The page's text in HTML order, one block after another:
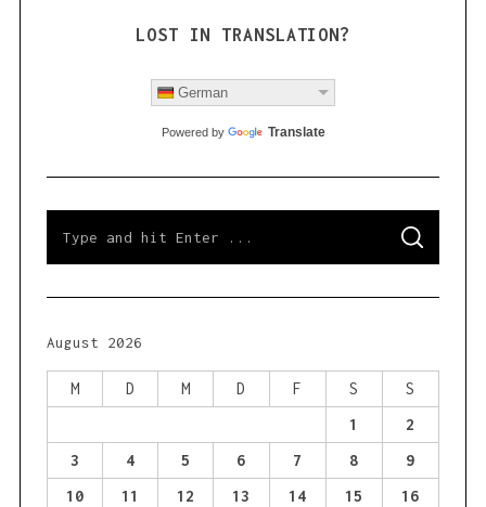
LOST IN TRANSLATION?
German
Powered by Translate
a
h
r
S
A
C
August 2026
M D M D F S
S
1
2
3
4 5 6 7 8
9
10
11 12 13 14 15
16